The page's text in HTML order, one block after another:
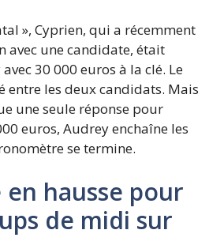
», Cyprien, qui a récemment
avec une candidate, était
30 000 euros à la clé. Le
entre les deux candidats. Mais
une seule réponse pour
euros, Audrey enchaîne les
se termine.
hausse pour
de midi sur